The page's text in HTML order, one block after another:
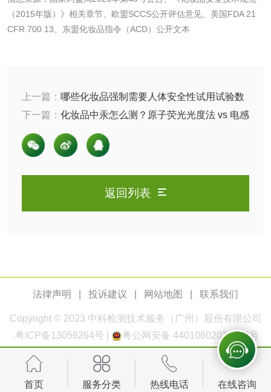
（2015年版）》相关章节、欧盟SCCS公开评估意见、美国FDA 21
CFR 700.13、东盟化妆品指令（ACD）公开文本
上一篇： 哪些化妆品强制需要人体安全性试用试验数
据？注册备案中的触发条件
下一篇： 化妆品中汞怎么测？原子荧光光度法 vs 电感
耦合等离子体质谱法
返回列表
法律声明 投诉建议 网站地图 联系我们
Copyright © 2023 中科检测 技术服务（广州）股份有限公司
.粤ICP备13056264号 粤公网安备 44010602011168号
首页 服务分类 热线电话 在线咨询
食品蒸煮复合膜、
涂改液/修正液检测 学生书包/书袋检测
橡皮擦检测
人造草坪检测
一次性卫生用品毒
理检测
卫生用品阴道黏膜
刺激试验
一次性使用卫生用
品皮肤刺激试验
一次性使用卫生用
品皮肤变态反应试
一次性使用卫生用
品阴道黏膜刺激试